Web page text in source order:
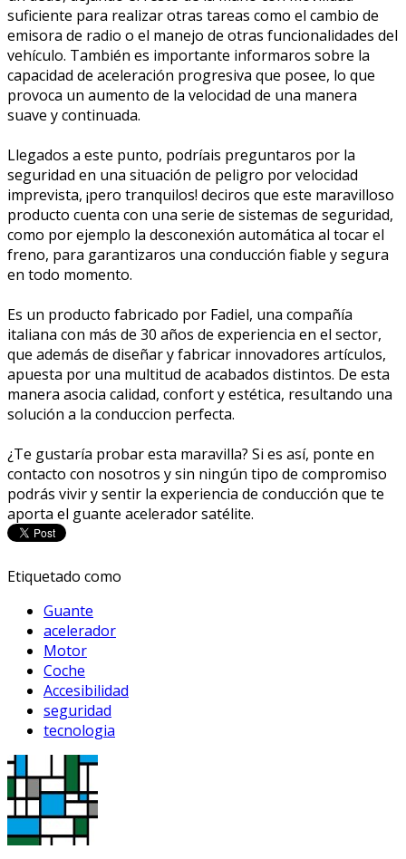
suficiente para realizar otras tareas como el cambio de
emisora de radio o el manejo de otras funcionalidades del
vehículo. También es importante informaros sobre la
capacidad de aceleración progresiva que posee, lo que
provoca un aumento de la velocidad de una manera
suave y continuada.
Llegados a este punto, podríais preguntaros por la
seguridad en una situación de peligro por velocidad
imprevista, ¡pero tranquilos! deciros que este maravilloso
producto cuenta con una serie de sistemas de seguridad,
como por ejemplo la desconexión automática al tocar el
freno, para garantizaros una conducción fiable y segura
en todo momento.
Es un producto fabricado por Fadiel, una compañía
italiana con más de 30 años de experiencia en el sector,
que además de diseñar y fabricar innovadores artículos,
apuesta por una multitud de acabados distintos. De esta
manera asocia calidad, confort y estética, resultando una
solución a la conduccion perfecta.
¿Te gustaría probar esta maravilla? Si es así, ponte en
contacto con nosotros y sin ningún tipo de compromiso
podrás vivir y sentir la experiencia de conducción que te
aporta el guante acelerador satélite.
Etiquetado como
Guante
acelerador
Motor
Coche
Accesibilidad
seguridad
tecnologia